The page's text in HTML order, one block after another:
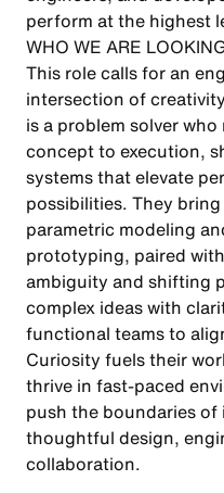
perform at the highest
WHO WE ARE
This role calls for an
intersection of
is a problem solver
concept to execution,
systems that elevate
possibilities. They
parametric modeling
prototyping, paired
ambiguity and shifting
complex ideas with
functional teams to
Curiosity fuels their
thrive in fast-paced
push the boundaries
thoughtful design,
collaboration.